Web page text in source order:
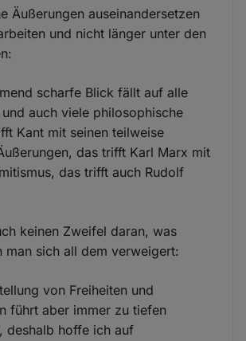
Äußerungen auseinandersetzen
und nicht länger unter den
scharfe Blick fällt auf alle
auch viele philosophische
Kant mit seinen teilweise
das trifft Karl Marx mit
das trifft auch Rudolf
keinen Zweifel daran, was
man sich all dem verweigert:
von Freiheiten und
führt aber immer zu tiefen
deshalb hoffe ich auf